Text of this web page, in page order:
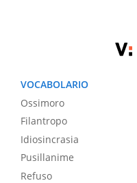
VOCABOLARIO
Ossimoro
Filantropo
Idiosincrasia
Pusillanime
Refuso